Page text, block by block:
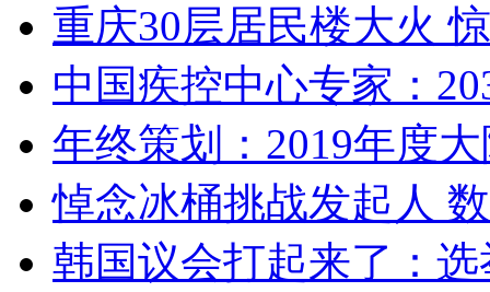
重庆30层居民楼大火
中国疾控中心专家：
年终策划：2019年度
悼念冰桶挑战发起人
韩国议会打起来了：